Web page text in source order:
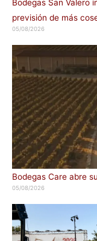
Bodegas San Valero
previsión de más
05/08/2026
Bodegas Care abre
05/08/2026